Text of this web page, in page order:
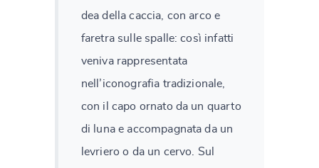
dea della caccia, con arco e
faretra sulle spalle: così infatti
veniva rappresentata
nell’iconografia tradizionale,
con il capo ornato da un quarto
di luna e accompagnata da un
levriero o da un cervo. Sul
Change language